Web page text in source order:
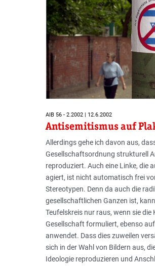
AIB 56 - 2.2002 | 12.6.2002
Antisemitismus auf
Allerdings gehe ich davon aus,
Gesellschaftsordnung strukturell
reproduziert. Auch eine Linke, die
agiert, ist nicht automatisch frei
Stereotypen. Denn da auch die
gesellschaftlichen Ganzen ist,
Teufelskreis nur raus, wenn sie die
Gesellschaft formuliert, ebenso
anwendet. Dass dies zuweilen
sich in der Wahl von Bildern aus,
Ideologie reproduzieren und